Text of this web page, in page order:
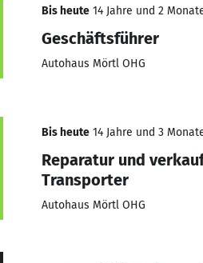
Bis heute 14 Jahre und 2
Geschäftsführer
Autohaus Mörtl OHG
Bis heute 14 Jahre und 3
Reparatur und
Transporter
Autohaus Mörtl OHG